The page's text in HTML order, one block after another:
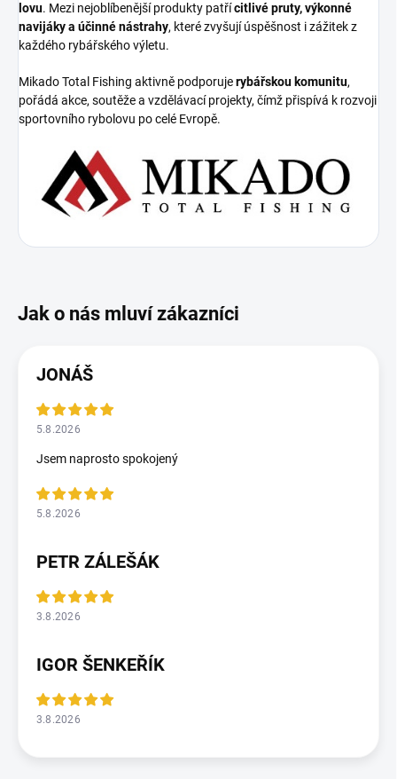
lovu. Mezi nejoblíbenější produkty patřícitlivé pruty, výkonné
navijáky a účinné nástrahy, které zvyšují úspěšnost i zážitek z
každého rybářského výletu.
Mikado Total Fishing aktivně podporujerybářskou komunitu,
pořádá akce, soutěže a vzdělávací projekty, čímž přispívá k rozvoji
sportovního rybolovu po celé Evropě.
JONÁŠ
5.8.2026
Jsem naprosto spokojený
5.8.2026
PETR ZÁLEŠÁK
3.8.2026
IGOR ŠENKEŘÍK
3.8.2026